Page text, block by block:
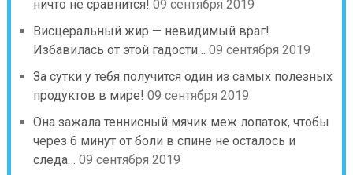
ничто не сравнится! 09 сентября 2019
Висцеральный жир — невидимый враг!
Избавилась от этой гадости… 09 сентября 2019
За сутки у тебя получится один из самых полезных
продуктов в мире! 09 сентября 2019
Она зажала теннисный мячик меж лопаток, чтобы
через 6 минут от боли в спине не осталось и
следа… 09 сентября 2019